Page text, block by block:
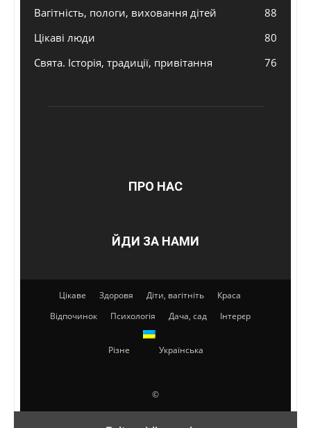
Вагітність, пологи, виховання дітей
88
Цікаві люди
80
Свята. Історія, традиції, привітання
76
ПРО НАС
ЙДИ ЗА НАМИ
Цікаве Здоровя Діти, вагітніть
Краса
Відпочинок
Психологія Дача, сад Інтерєр
Різне Українська
©